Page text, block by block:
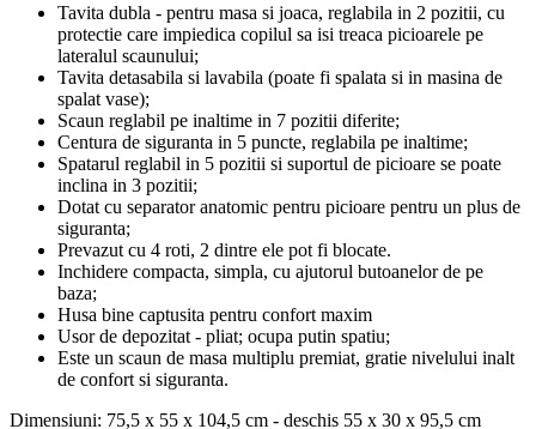
Tavita dubla - pentru masa si joaca, reglabila in 2 pozitii, cu
protectie care impiedica copilul sa isi treaca picioarele pe
lateralul scaunului;
Tavita detasabila si lavabila (poate fi spalata si in masina de
spalat vase);
Scaun reglabil pe inaltime in 7 pozitii diferite;
Centura de siguranta in 5 puncte, reglabila pe inaltime;
Spatarul reglabil in 5 pozitii si suportul de picioare se poate
inclina in 3 pozitii;
Dotat cu separator anatomic pentru picioare pentru un plus de
siguranta;
Prevazut cu 4 roti, 2 dintre ele pot fi blocate.
Inchidere compacta, simpla, cu ajutorul butoanelor de pe
baza;
Husa bine captusita pentru confort maxim
Usor de depozitat - pliat; ocupa putin spatiu;
Este un scaun de masa multiplu premiat, gratie nivelului inalt
de confort si siguranta.
Dimensiuni: 75,5 x 55 x 104,5 cm - deschis 55 x 30 x 95,5 cm